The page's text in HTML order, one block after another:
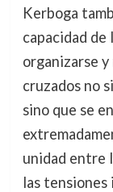
Kerboga
capacidad de
organizarse
cruzados no
sino que se
unidad entre
las tensiones